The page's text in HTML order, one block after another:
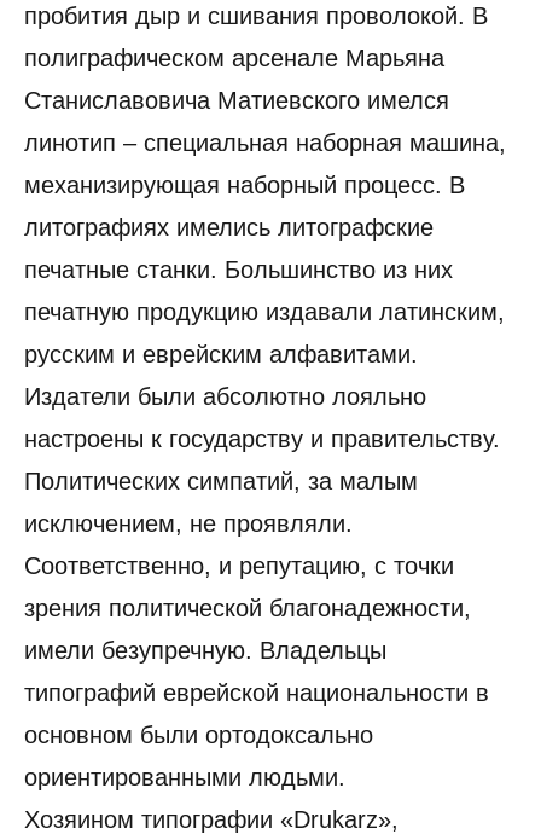
пробития дыр и сшивания проволокой. В
полиграфическом арсенале Марьяна
Станиславовича Матиевского имелся
линотип – специальная наборная машина,
механизирующая наборный процесс. В
литографиях имелись литографские
печатные станки. Большинство из них
печатную продукцию издавали латинским,
русским и еврейским алфавитами.
Издатели были абсолютно лояльно
настроены к государству и правительству.
Политических симпатий, за малым
исключением, не проявляли.
Соответственно, и репутацию, с точки
зрения политической благонадежности,
имели безупречную. Владельцы
типографий еврейской национальности в
основном были ортодоксально
ориентированными людьми.
Хозяином типографии «Drukarz»,